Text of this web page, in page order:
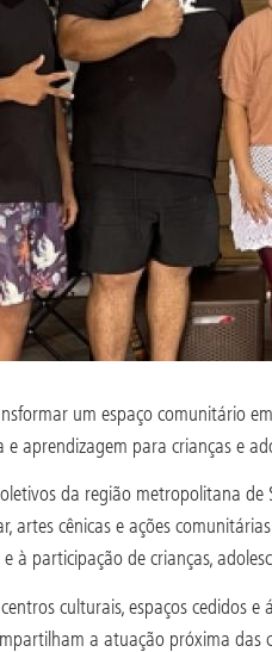
um espaço comunitário
aprendizagem para crianças e
da região metropolitana
cênicas e ações
participação de crianças,
culturais, espaços cedidos
a atuação próxima